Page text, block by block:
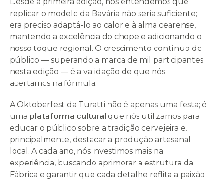
replicar o modelo da Bavária não seria suficiente;
era preciso adaptá-lo ao calor e à alma cearense,
mantendo a excelência do chope e adicionando o
nosso toque regional. O crescimento contínuo do
público — superando a marca de mil participantes
nesta edição — é a validação de que nós
acertamos na fórmula.
A Oktoberfest da Turatti não é apenas uma festa; é
uma plataforma cultural que nós utilizamos para
educar o público sobre a tradição cervejeira e,
principalmente, destacar a produção artesanal
local. A cada ano, nós investimos mais na
experiência, buscando aprimorar a estrutura da
Fábrica e garantir que cada detalhe reflita a paixão